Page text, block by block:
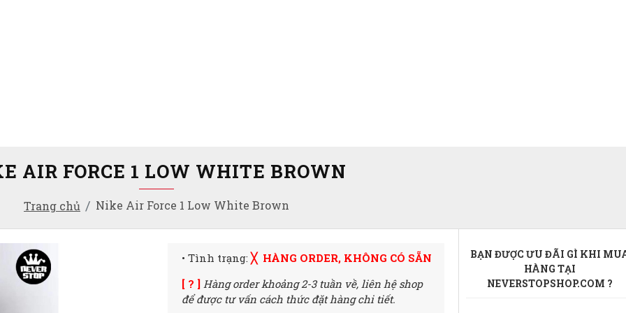
Trang chủ Nike Air Force 1 Low White Brown
AIR FORCE 1 LOW WHITE BROWN
• Tình trạng:╳ HÀNG ORDER, KHÔNG CÓ SẴN
[ ? ] Hàng order khoảng 2-3 tuần về,liên hệ shop
để được tư vấn cách thức đặt hàng chi tiết.
BẠN ĐƯỢC ƯU ĐÃI GÌ KHI
HÀNG TẠI
NEVERSTOPSHOP.COM ?